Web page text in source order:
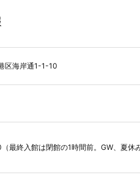
区海岸通1-1-10
最終入館は閉館の1時間前。GW、夏休